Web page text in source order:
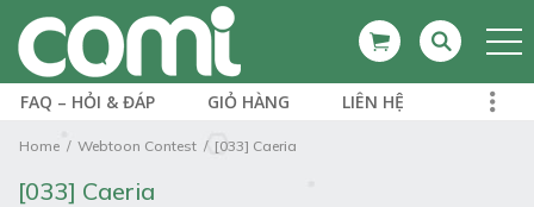
FAQ – HỎI & ĐÁP GIỎ HÀNG LIÊN HỆ
Home Webtoon Contest [033] Caeria
[033] Caeria